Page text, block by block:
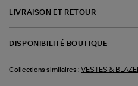
LIVRAISON ET RETOUR
DISPONIBILITÉ BOUTIQUE
Collections similaires : VESTES &